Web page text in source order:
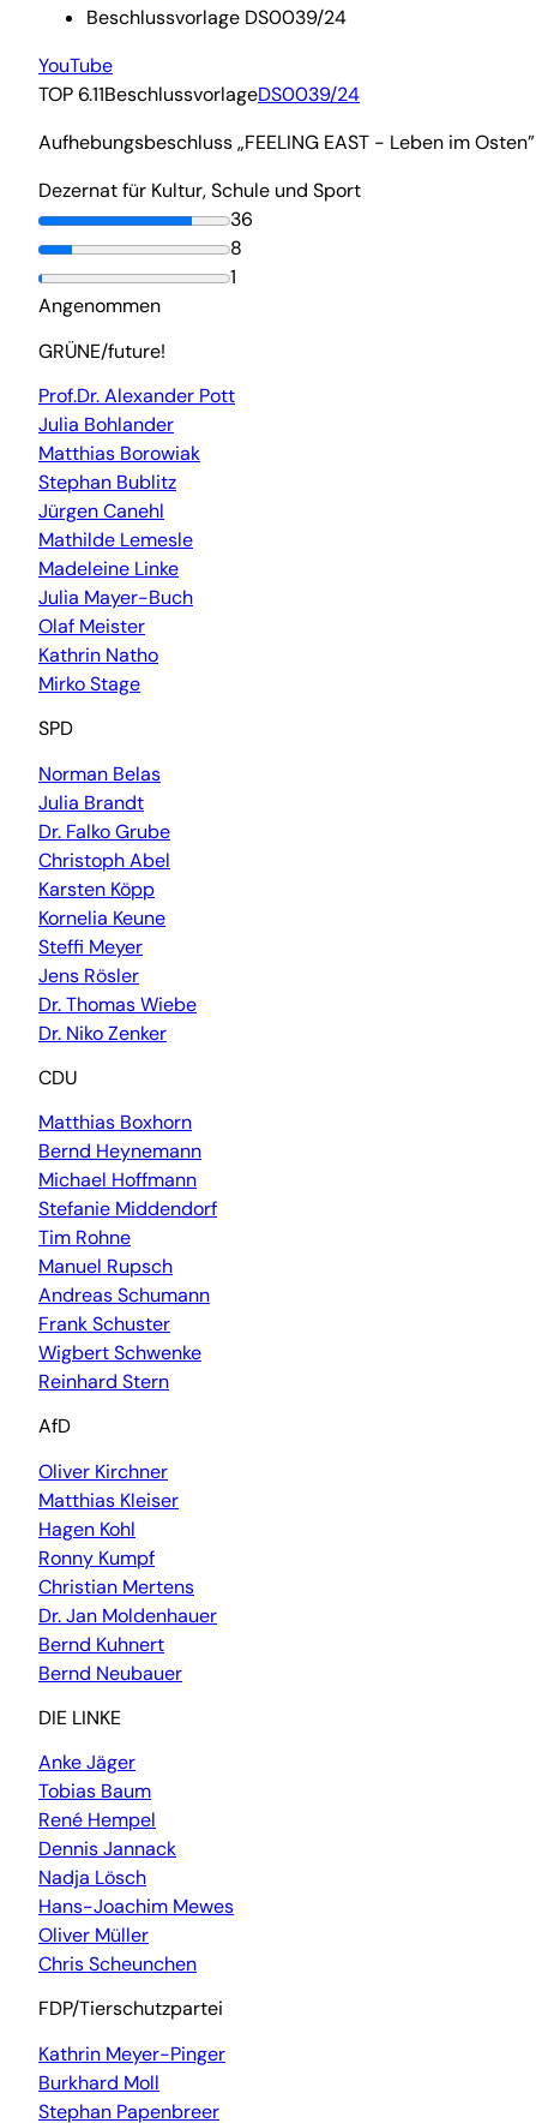
Beschlussvorlage DS0039/24
YouTube
TOP 6.11BeschlussvorlageDS0039/24
Aufhebungsbeschluss „FEELING EAST - Leben im Osten”
Dezernat für Kultur, Schule und Sport
36
8
1
Angenommen
GRÜNE/future!
Prof.Dr. Alexander Pott
Julia Bohlander
Matthias Borowiak
Stephan Bublitz
Jürgen Canehl
Mathilde Lemesle
Madeleine Linke
Julia Mayer-Buch
Olaf Meister
Kathrin Natho
Mirko Stage
SPD
Norman Belas
Julia Brandt
Dr. Falko Grube
Christoph Abel
Karsten Köpp
Kornelia Keune
Steffi Meyer
Jens Rösler
Dr. Thomas Wiebe
Dr. Niko Zenker
CDU
Matthias Boxhorn
Bernd Heynemann
Michael Hoffmann
Stefanie Middendorf
Tim Rohne
Manuel Rupsch
Andreas Schumann
Frank Schuster
Wigbert Schwenke
Reinhard Stern
AfD
Oliver Kirchner
Matthias Kleiser
Hagen Kohl
Ronny Kumpf
Christian Mertens
Dr. Jan Moldenhauer
Bernd Kuhnert
Bernd Neubauer
DIE LINKE
Anke Jäger
Tobias Baum
René Hempel
Dennis Jannack
Nadja Lösch
Hans-Joachim Mewes
Oliver Müller
Chris Scheunchen
FDP/Tierschutzpartei
Kathrin Meyer-Pinger
Burkhard Moll
Stephan Papenbreer